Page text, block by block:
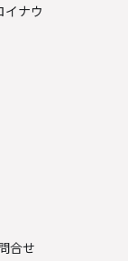
イナウ
合せ